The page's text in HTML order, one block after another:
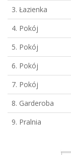
3. Łazienka
4. Pokój
5. Pokój
6. Pokój
7. Pokój
8. Garderoba
9. Pralnia